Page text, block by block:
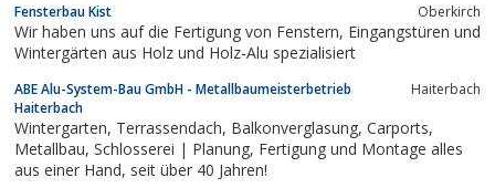
Fensterbau Kist Oberkirch
Wir haben uns auf die Fertigung von Fenstern, Eingangstüren und
Wintergärten aus Holz und Holz-Alu spezialisiert
ABE Alu-System-Bau GmbH - Metallbaumeisterbetrieb
Haiterbach
Haiterbach
Wintergarten, Terrassendach, Balkonverglasung, Carports,
Metallbau, Schlosserei | Planung, Fertigung und Montage alles
aus einer Hand, seit über 40 Jahren!